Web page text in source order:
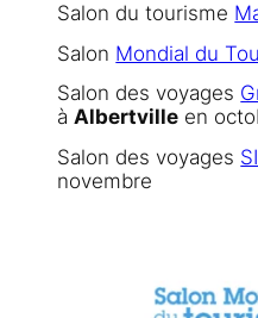
Salon du tourisme
Salon Mondial du
Salon des voyages
àAlbertville en
Salon des voyages
novembre